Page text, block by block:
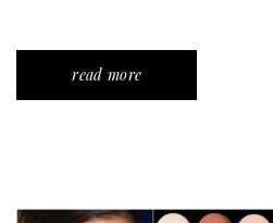
read more